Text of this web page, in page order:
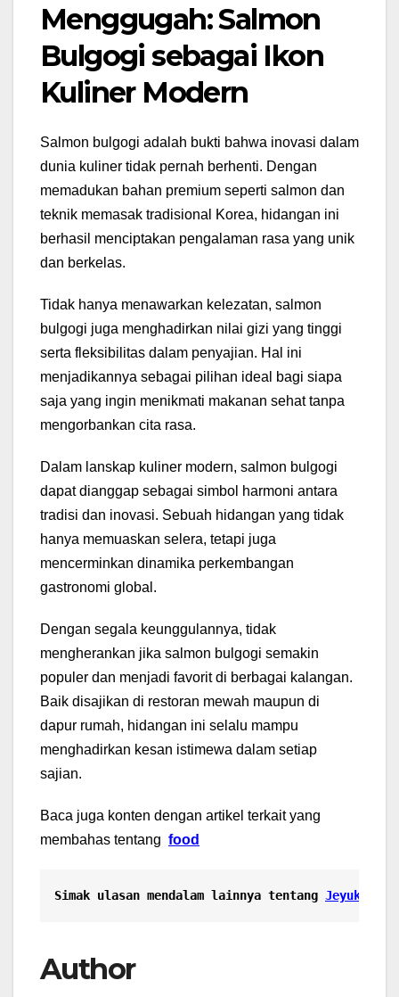
Menggugah: Salmon
Bulgogi sebagai Ikon
Kuliner Modern
Salmon bulgogi adalah bukti bahwa inovasi dalam
dunia kuliner tidak pernah berhenti. Dengan
memadukan bahan premium seperti salmon dan
teknik memasak tradisional Korea, hidangan ini
berhasil menciptakan pengalaman rasa yang unik
dan berkelas.
Tidak hanya menawarkan kelezatan, salmon
bulgogi juga menghadirkan nilai gizi yang tinggi
serta fleksibilitas dalam penyajian. Hal ini
menjadikannya sebagai pilihan ideal bagi siapa
saja yang ingin menikmati makanan sehat tanpa
mengorbankan cita rasa.
Dalam lanskap kuliner modern, salmon bulgogi
dapat dianggap sebagai simbol harmoni antara
tradisi dan inovasi. Sebuah hidangan yang tidak
hanya memuaskan selera, tetapi juga
mencerminkan dinamika perkembangan
gastronomi global.
Dengan segala keunggulannya, tidak
mengherankan jika salmon bulgogi semakin
populer dan menjadi favorit di berbagai kalangan.
Baik disajikan di restoran mewah maupun di
dapur rumah, hidangan ini selalu mampu
menghadirkan kesan istimewa dalam setiap
sajian.
Baca juga konten dengan artikel terkait yang
membahas tentang food
Simak ulasan mendalam lainnya tentang Jeyuk
Author